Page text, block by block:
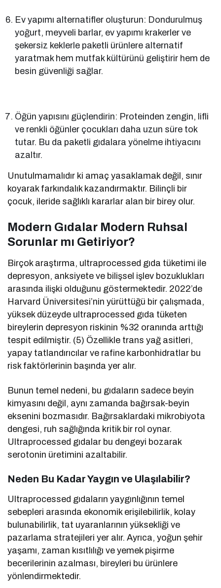
Ev yapımı alternatifler oluşturun: Dondurulmuş
yoğurt, meyveli barlar, ev yapımı krakerler ve
şekersiz keklerle paketli ürünlere alternatif
yaratmak hem mutfak kültürünü geliştirir hem de
besin güvenliği sağlar.
Öğün yapısını güçlendirin: Proteinden zengin, lifli
ve renkli öğünler çocukları daha uzun süre tok
tutar. Bu da paketli gıdalara yönelme ihtiyacını
azaltır.
Unutulmamalıdır ki amaç yasaklamak değil, sınır
koyarak farkındalık kazandırmaktır. Bilinçli bir
çocuk, ileride sağlıklı kararlar alan bir birey olur.
Modern Gıdalar Modern Ruhsal
Sorunlar mı Getiriyor?
Birçok araştırma, ultraprocessed gıda tüketimi ile
depresyon, anksiyete ve bilişsel işlev bozuklukları
arasında ilişki olduğunu göstermektedir. 2022’de
Harvard Üniversitesi’nin yürüttüğü bir çalışmada,
yüksek düzeyde ultraprocessed gıda tüketen
bireylerin depresyon riskinin %32 oranında arttığı
tespit edilmiştir. (5) Özellikle trans yağ asitleri,
yapay tatlandırıcılar ve rafine karbonhidratlar bu
risk faktörlerinin başında yer alır.
Bunun temel nedeni, bu gıdaların sadece beyin
kimyasını değil, aynı zamanda bağırsak-beyin
eksenini bozmasıdır. Bağırsaklardaki mikrobiyota
dengesi, ruh sağlığında kritik bir rol oynar.
Ultraprocessed gıdalar bu dengeyi bozarak
serotonin üretimini azaltabilir.
Neden Bu Kadar Yaygın ve Ulaşılabilir?
Ultraprocessed gıdaların yaygınlığının temel
sebepleri arasında ekonomik erişilebilirlik, kolay
bulunabilirlik, tat uyaranlarının yüksekliği ve
pazarlama stratejileri yer alır. Ayrıca, yoğun şehir
yaşamı, zaman kısıtlılığı ve yemek pişirme
becerilerinin azalması, bireyleri bu ürünlere
yönlendirmektedir.